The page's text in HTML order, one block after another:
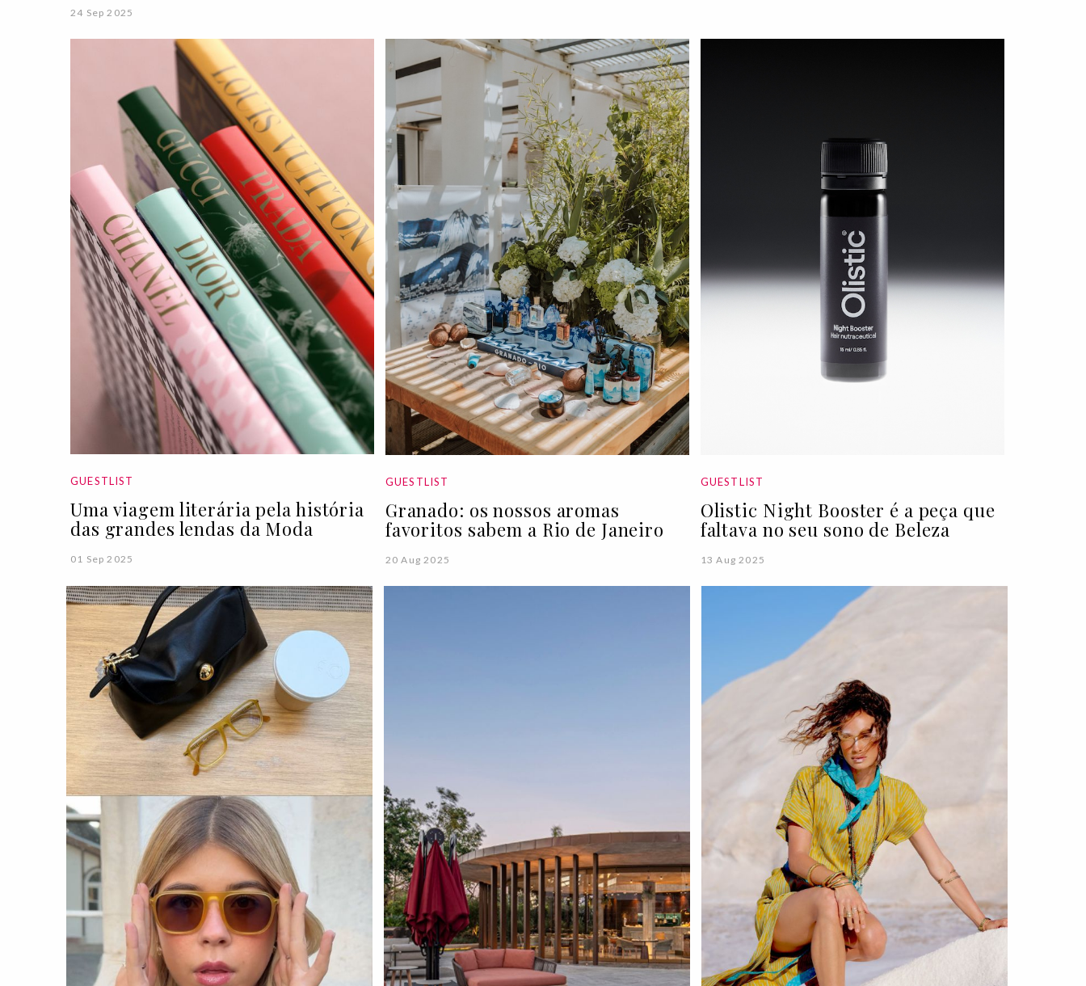
24 Sep 2025
GUESTLIST
Uma viagem literária pela história
das grandes lendas da Moda
01 Sep 2025
GUESTLIST
Granado: os nossos aromas
favoritos sabem a Rio de Janeiro
20 Aug 2025
GUESTLIST
Olistic Night Booster é a peça que
faltava no seu sono de Beleza
13 Aug 2025